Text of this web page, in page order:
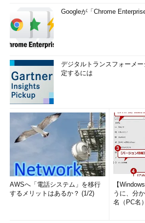
ドメインの機能レベルを上げる（2）
ヘルプを参照していただきたい。
（1）対象となるActive Directoryのドメイン
名。
（2）現在のドメインの機能レベル。
（3）どちらかを選択する。
Exchange Server 2007
Googleが「Chrome
デジタルトランスフォーメ
定するには
AWSへ「電話システム」を移行
するメリットはあるか？ (1/2)
【
うに、分
名（PC名